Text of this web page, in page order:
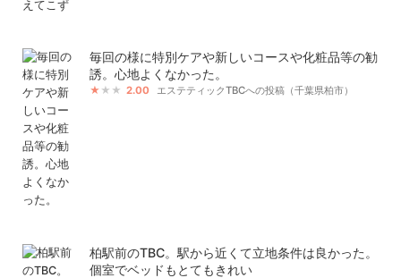
毎回の様に特別ケアや新しいコースや化粧品等の勧
誘。心地よくなかった。
2.00 エステティックTBCへの投稿（千葉県柏市）
柏駅前のTBC。駅から近くて立地条件は良かった。
個室でベッドもとてもきれい